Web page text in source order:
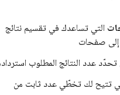
التي تساعدك في تقسيم نتائج
صفحات
تحدّد عدد النتائج المطلوب
تتيح لك تخطّي عدد ثابت من